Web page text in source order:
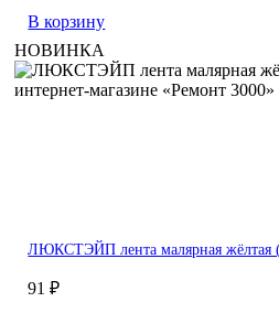
В корзину
НОВИНКА
ЛЮКСТЭЙП лента малярная жёлтая
91 ₽